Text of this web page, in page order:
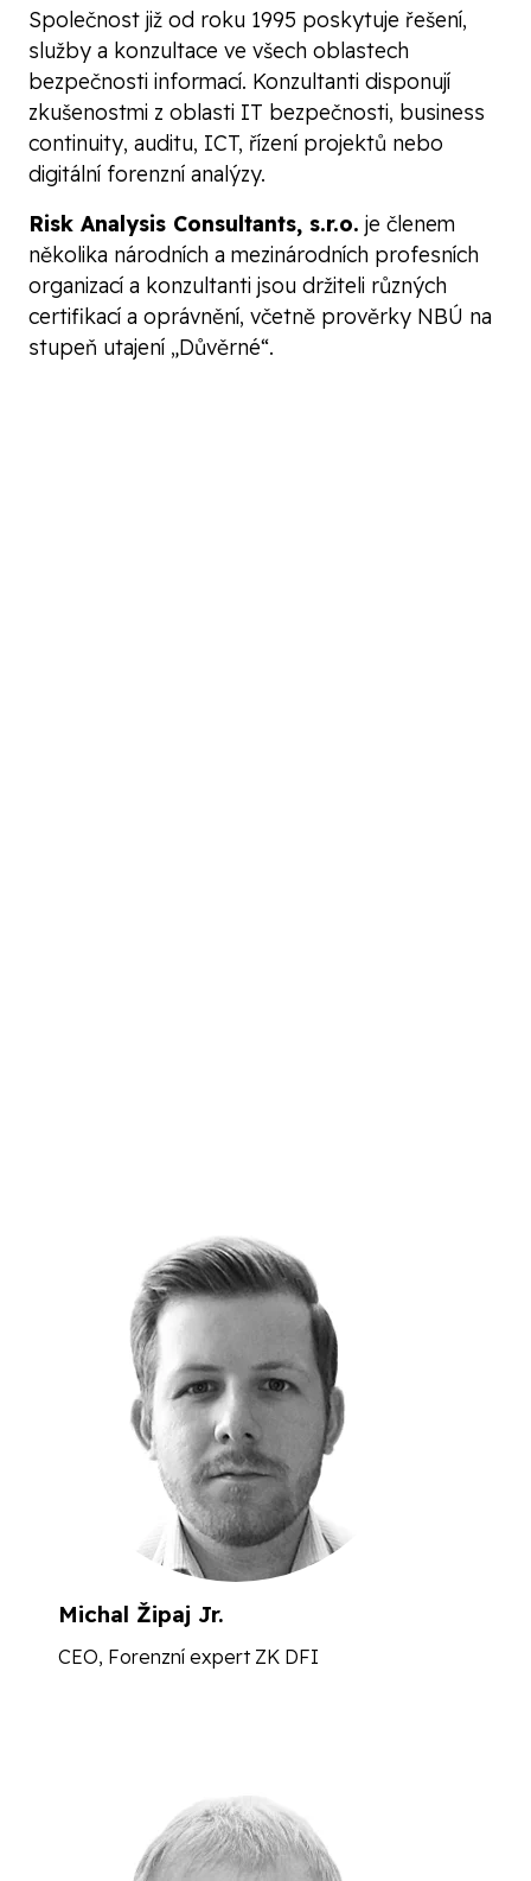
Společnost již od roku 1995 poskytuje řešení,
služby a konzultace ve všech oblastech
bezpečnosti informací. Konzultanti disponují
zkušenostmi z oblasti IT bezpečnosti, business
continuity, auditu, ICT, řízení projektů nebo
digitální forenzní analýzy.
Risk Analysis Consultants, s.r.o. je členem
několika národních a mezinárodních profesních
organizací a konzultanti jsou držiteli různých
certifikací a oprávnění, včetně prověrky NBÚ na
stupeň utajení „Důvěrné“.
Michal Žipaj Jr.
CEO, Forenzní expert ZK DFI